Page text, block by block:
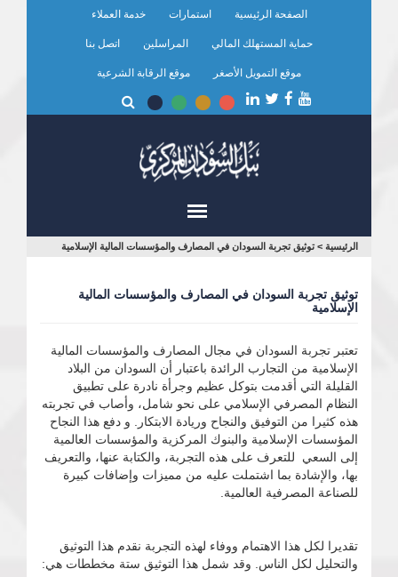
الصفحة الرئيسية استمارات خدمة العملاء
حماية المستهلك المالي المراسلين اتصل بنا
موقع التمويل الأصغر موقع الرقابة الشرعية
أنت
الرئيسية > توثيق تجربة السودان في المصارف والمؤسسات المالية الإسلامية
توثيق تجربة السودان في المصارف والمؤسسات المالية
الإسلامية
تعتبر تجربة السودان في مجال المصارف والمؤسسات المالية
الإسلامية من التجارب الرائدة باعتبار أن السودان من البلاد
القليلة التي أقدمت بتوكل عظيم وجرأة نادرة على تطبيق
النظام المصرفي الإسلامي على نحو شامل، وأصاب في تجربته
هذه كثيرا من التوفيق والنجاح وريادة الابتكار. و دفع هذا النجاح
المؤسسات الإسلامية والبنوك المركزية والمؤسسات العالمية
إلى السعي للتعرف على هذه التجربة، والكتابة عنها، والتعريف
بها، والإشادة بما اشتملت عليه من مميزات وإضافات كبيرة
للصناعة المصرفية العالمية.
تقديرا لكل هذا الاهتمام ووفاء لهذه التجربة نقدم هذا التوثيق
والتحليل لكل الناس. وقد شمل هذا التوثيق ستة مخططات هي: